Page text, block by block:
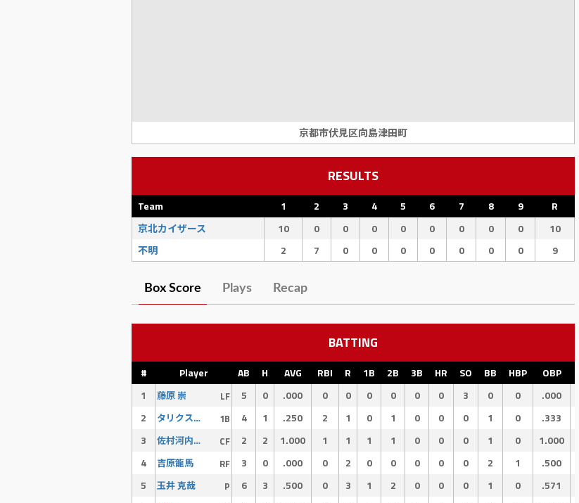
京都市伏見区向島津田町
RESULTS
Team 1 2 3 4 5 6 7 8 9
R
京北カイザース
10 0 0 0 0 0 0 0 0
10
不明
2 7 0 0 0 0 0 0 0 9
Box Score Plays Recap
BATTING
# Player AB H AVG RBI R 1B 2B 3B HR SO BB HBP OBP
1
藤原 崇 LF 5 0 .000 0 0 0 0 0 0 3 0 0 .000
2
タリクスクーバル 1B 4 1 .250 2 1 0 1 0 0 0 1 0 .333
3
佐村河内 守 CF 2 2 1.000 1 1 1 1 0 0 0 1 0 1.000
4
吉原龍馬 RF 3 0 .000 0 2 0 0 0 0 0 2 1 .500
5
玉井 克哉 P 6 3 .500 0 3 1 2 0 0 0 1 0 .571